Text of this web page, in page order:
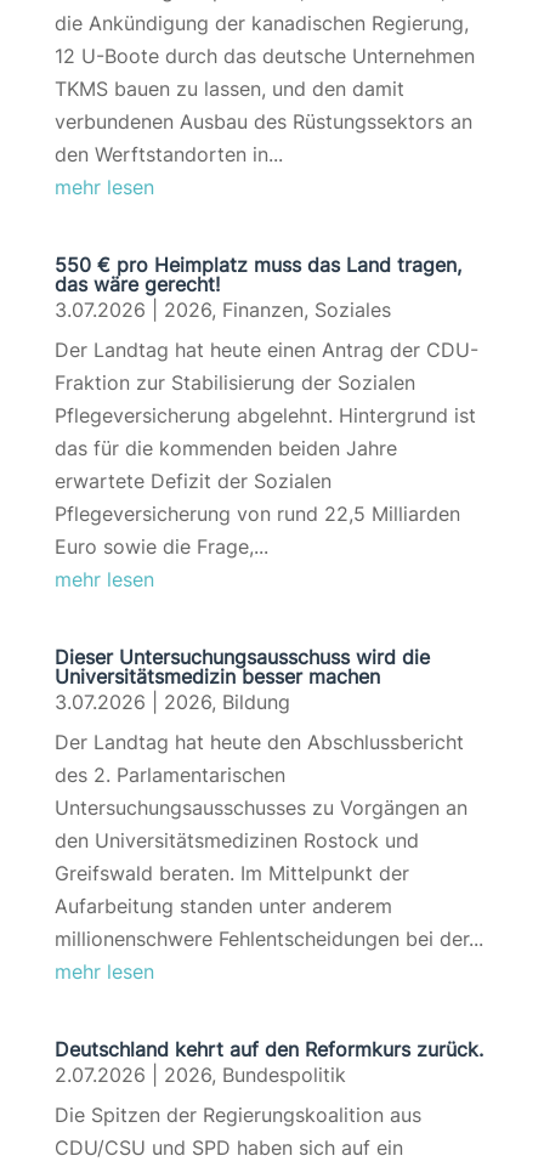
die Ankündigung der kanadischen Regierung,
12 U-Boote durch das deutsche Unternehmen
TKMS bauen zu lassen, und den damit
verbundenen Ausbau des Rüstungssektors an
den Werftstandorten in...
mehr lesen
550 € pro Heimplatz muss das Land tragen,
das wäre gerecht!
3.07.2026
2026, Finanzen, Soziales
Der Landtag hat heute einen Antrag der CDU-
Fraktion zur Stabilisierung der Sozialen
Pflegeversicherung abgelehnt. Hintergrund ist
das für die kommenden beiden Jahre
erwartete Defizit der Sozialen
Pflegeversicherung von rund 22,5 Milliarden
Euro sowie die Frage,...
mehr lesen
Dieser Untersuchungsausschuss wird die
Universitätsmedizin besser machen
3.07.2026
2026, Bildung
Der Landtag hat heute den Abschlussbericht
des 2. Parlamentarischen
Untersuchungsausschusses zu Vorgängen an
den Universitätsmedizinen Rostock und
Greifswald beraten. Im Mittelpunkt der
Aufarbeitung standen unter anderem
millionenschwere Fehlentscheidungen bei der...
mehr lesen
Deutschland kehrt auf den Reformkurs zurück.
2.07.2026
2026, Bundespolitik
Die Spitzen der Regierungskoalition aus
CDU/CSU und SPD haben sich auf ein